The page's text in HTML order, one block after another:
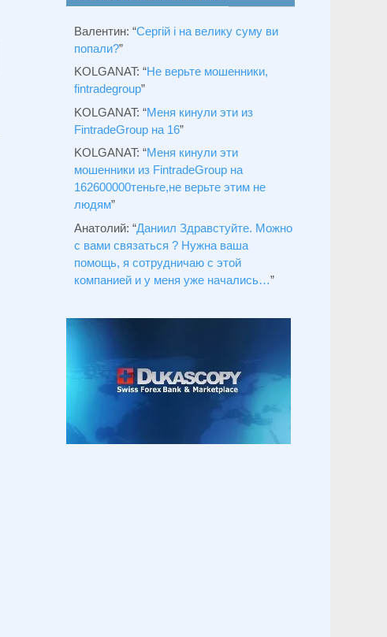
Валентин: “Сергій і на велику суму ви
попали?”
KOLGANAT: “Не верьте мошенники,
fintradegroup”
KOLGANAT: “Меня кинули эти из
FintradeGroup на 16”
KOLGANAT: “Меня кинули эти
мошенники из FintradeGroup на
162600000теньге,не верьте этим не
людям”
Анатолий: “Даниил Здравстуйте. Можно
с вами связаться ? Нужна ваша
помощь, я сотрудничаю с этой
компанией и у меня уже начались…”